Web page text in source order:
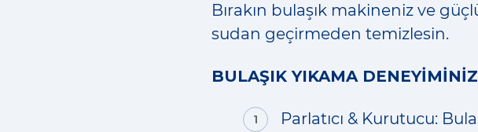
Bırakın bulaşık makineniz ve
sudan geçirmeden temizlesin.
BULAŞIK YIKAMA
Parlatıcı & Kurutucu: